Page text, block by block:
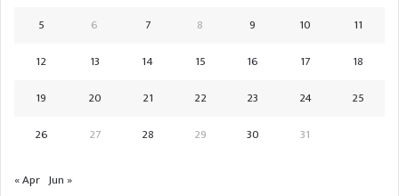
5
6 7 8 9 10
11
12
13 14 15 16 17
18
19
20 21 22 23 24
25
26
27 28 29 30 31
« Apr Jun »